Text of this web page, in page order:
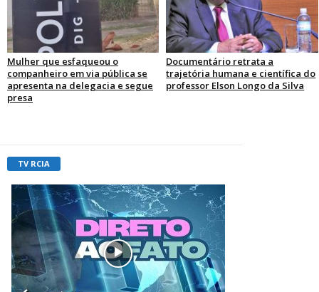
Mulher que esfaqueou o
companheiro em via pública se
apresenta na delegacia e segue
presa
Documentário retrata a
trajetória humana e científica do
professor Elson Longo da Silva
TV RCIA